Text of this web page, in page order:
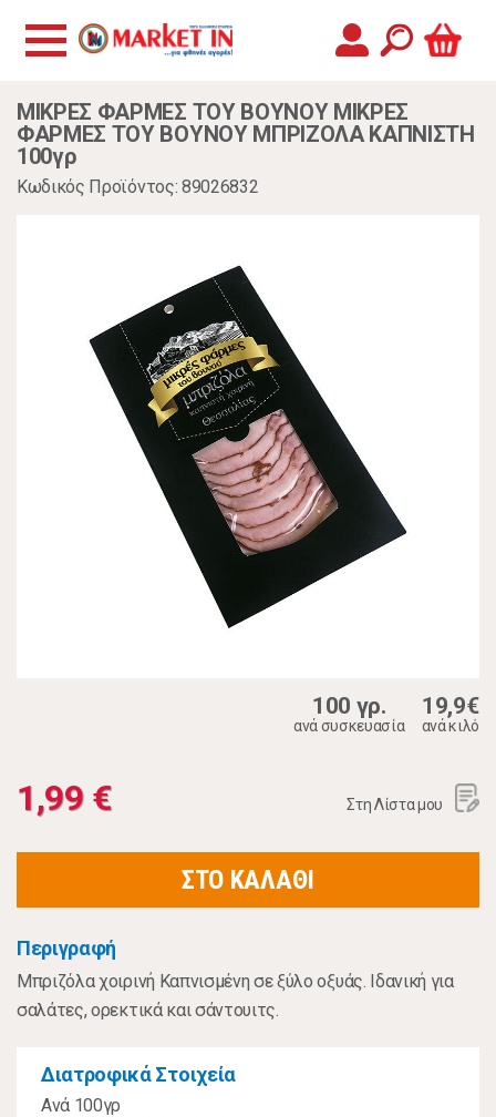
ΜΙΚΡΕΣ ΦΑΡΜΕΣ ΤΟΥ ΒΟΥΝΟΥ ΜΙΚΡΕΣ
ΦΑΡΜΕΣ ΤΟΥ ΒΟΥΝΟΥ ΜΠΡΙΖΟΛΑ ΚΑΠΝΙΣΤΗ
100γρ
Κωδικός Προϊόντος: 89026832
100 γρ.
ανά συσκευασία
19,9€
ανά κιλό
1,99 € Στη Λίστα μου
ΣΤΟ ΚΑΛΑΘΙ
Περιγραφή
Μπριζόλα χοιρινή Καπνισμένη σε ξύλο οξυάς. Ιδανική για
σαλάτες, ορεκτικά και σάντουιτς.
Διατροφικά Στοιχεία
Ανά 100γρ